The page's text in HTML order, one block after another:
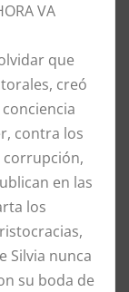
VA
que
creó
contra los
corrupción,
en las
los
Silvia nunca
su boda de